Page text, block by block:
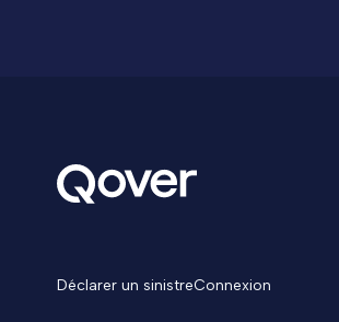
Déclarer un sinistreConnexion